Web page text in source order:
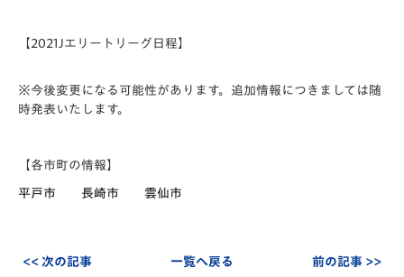
【2021Jエリートリーグ日程】
※今後変更になる可能性があります。追加情報につきましては随
時発表いたします。
【各市町の情報】
平戸市 長崎市 雲仙市
<< 次の記事 一覧へ戻る 前の記事 >>